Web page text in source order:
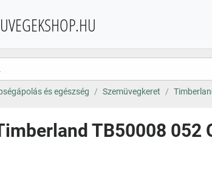
és egészség Szemüvegkeret
TB50008 052